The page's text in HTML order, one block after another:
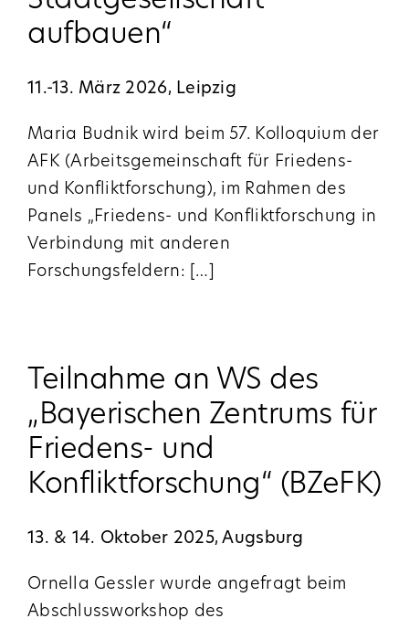
aufbauen“
11.-13. März 2026, Leipzig
Maria Budnik wird beim 57. Kolloquium der
AFK (Arbeitsgemeinschaft für Friedens-
und Konfliktforschung), im Rahmen des
Panels „Friedens- und Konfliktforschung in
Verbindung mit anderen
Forschungsfeldern: […]
Teilnahme an WS des
„Bayerischen Zentrums für
Friedens- und
Konfliktforschung“ (BZeFK)
13. & 14. Oktober 2025, Augsburg
Ornella Gessler wurde angefragt beim
Abschlussworkshop des